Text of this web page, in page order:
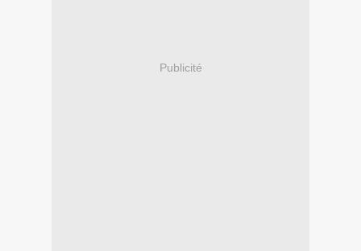
Publicité